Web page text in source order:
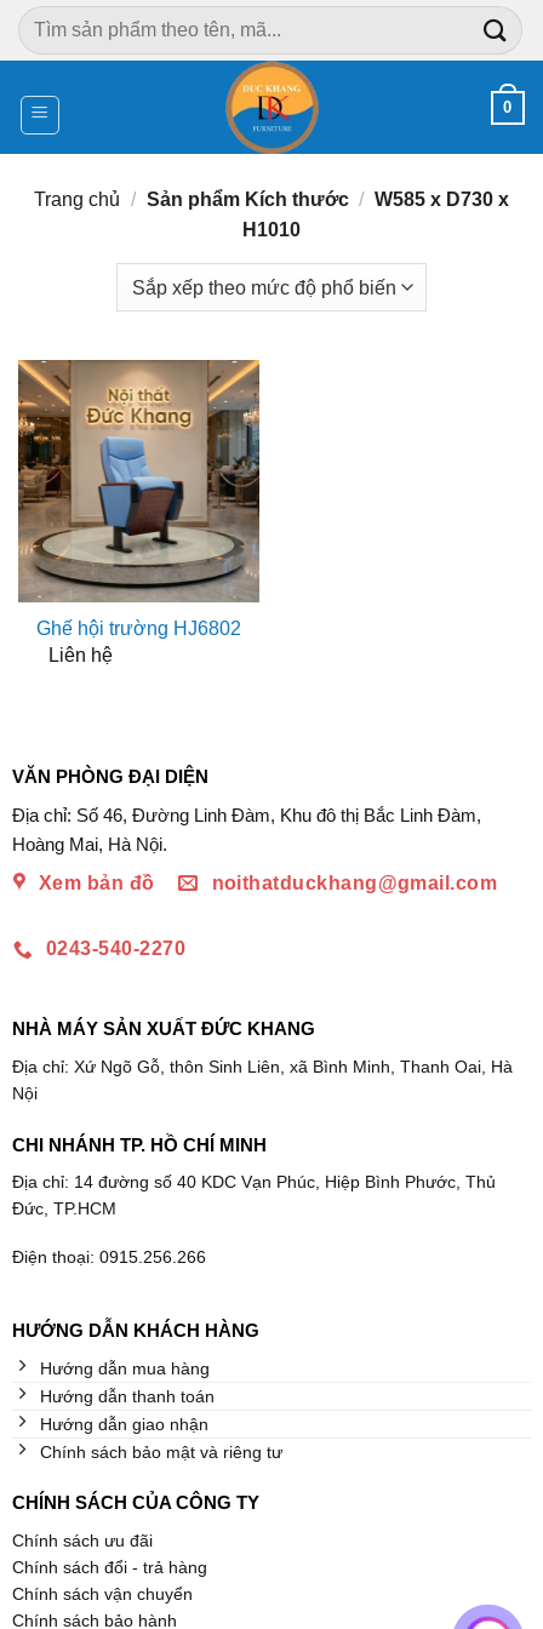
Chuyển
đến
dung
Tìm
kiếm:
0
Trang chủ / Sản phẩm Kích thước / W585 x D730 x
H1010
Ghế hội trường HJ6802
Liên hệ
VĂN PHÒNG ĐẠI DIỆN
Địa chỉ: Số 46, Đường Linh Đàm, Khu đô thị Bắc Linh Đàm,
Hoàng Mai, Hà Nội.
Xem bản đồ
noithatduckhang@gmail.com
0243-540-2270
NHÀ MÁY SẢN XUẤT ĐỨC KHANG
Địa chỉ: Xứ Ngõ Gỗ, thôn Sinh Liên, xã Bình Minh, Thanh Oai, Hà
Nội
CHI NHÁNH TP. HỒ CHÍ MINH
Địa chỉ: 14 đường số 40 KDC Vạn Phúc, Hiệp Bình Phước, Thủ
Đức, TP.HCM
Điện thoại: 0915.256.266
HƯỚNG DẪN KHÁCH HÀNG
Hướng dẫn mua hàng
Hướng dẫn thanh toán
Hướng dẫn giao nhận
Chính sách bảo mật và riêng tư
CHÍNH SÁCH CỦA CÔNG TY
Chính sách ưu đãi
Chính sách đổi - trả hàng
Chính sách vận chuyển
Chính sách bảo hành